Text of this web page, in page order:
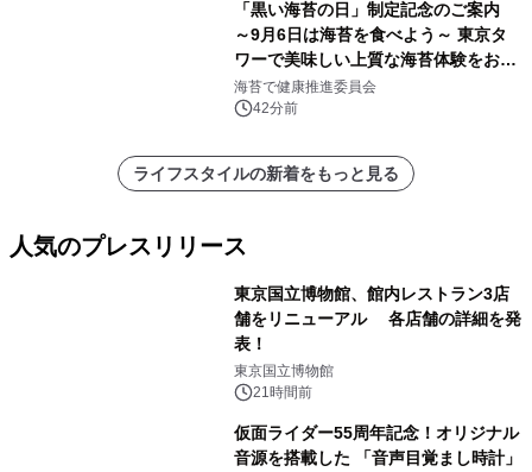
「黒い海苔の日」制定記念のご案内
～9月6日は海苔を食べよう～ 東京タ
ワーで美味しい上質な海苔体験をお届
けします！
海苔で健康推進委員会
42分前
ライフスタイルの新着をもっと見る
人気のプレスリリース
東京国立博物館、館内レストラン3店
舗をリニューアル 各店舗の詳細を発
表！
東京国立博物館
21時間前
仮面ライダー55周年記念！オリジナル
音源を搭載した 「音声目覚まし時計」